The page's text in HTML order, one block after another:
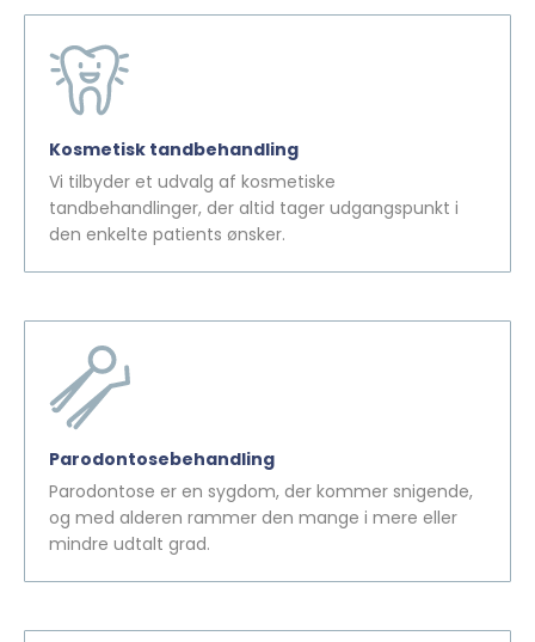
Kosmetisk tandbehandling
Vi tilbyder et udvalg af kosmetiske
tandbehandlinger, der altid tager udgangspunkt i
den enkelte patients ønsker.
Parodontosebehandling
Parodontose er en sygdom, der kommer snigende,
og med alderen rammer den mange i mere eller
mindre udtalt grad.